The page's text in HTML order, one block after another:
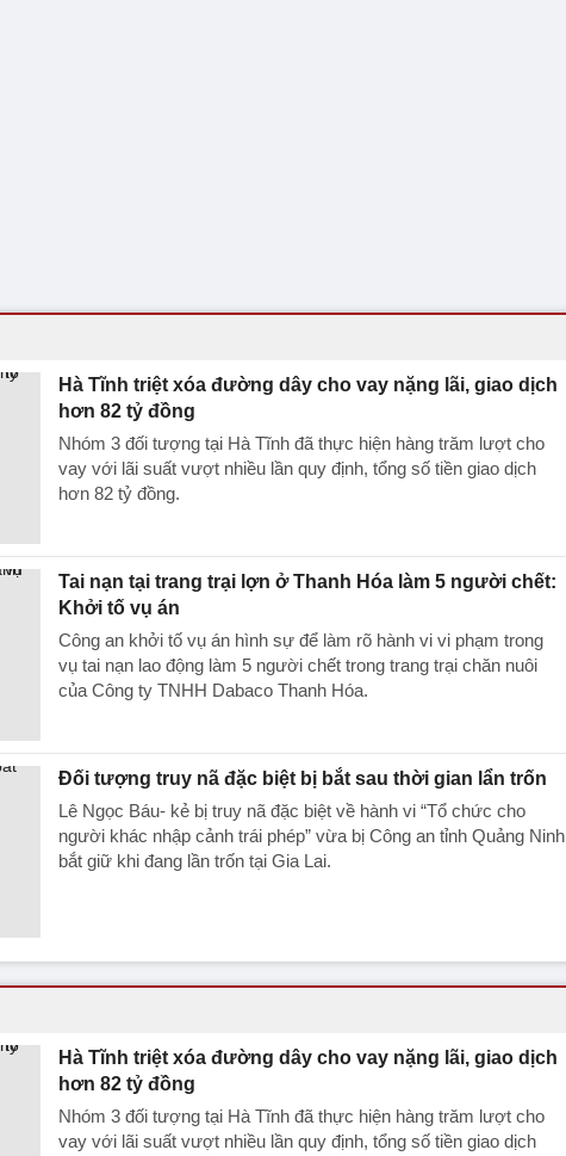
Hà Tĩnh triệt xóa đường dây cho vay nặng lãi, giao dịch
hơn 82 tỷ đồng
Nhóm 3 đối tượng tại Hà Tĩnh đã thực hiện hàng trăm lượt cho
vay với lãi suất vượt nhiều lần quy định, tổng số tiền giao dịch
hơn 82 tỷ đồng.
Tai nạn tại trang trại lợn ở Thanh Hóa làm 5 người chết:
Khởi tố vụ án
Công an khởi tố vụ án hình sự để làm rõ hành vi vi phạm trong
vụ tai nạn lao động làm 5 người chết trong trang trại chăn nuôi
của Công ty TNHH Dabaco Thanh Hóa.
Đối tượng truy nã đặc biệt bị bắt sau thời gian lẩn trốn
Lê Ngọc Báu- kẻ bị truy nã đặc biệt về hành vi “Tổ chức cho
người khác nhập cảnh trái phép” vừa bị Công an tỉnh Quảng Ninh
bắt giữ khi đang lần trốn tại Gia Lai.
Hà Tĩnh triệt xóa đường dây cho vay nặng lãi, giao dịch
hơn 82 tỷ đồng
Nhóm 3 đối tượng tại Hà Tĩnh đã thực hiện hàng trăm lượt cho
vay với lãi suất vượt nhiều lần quy định, tổng số tiền giao dịch